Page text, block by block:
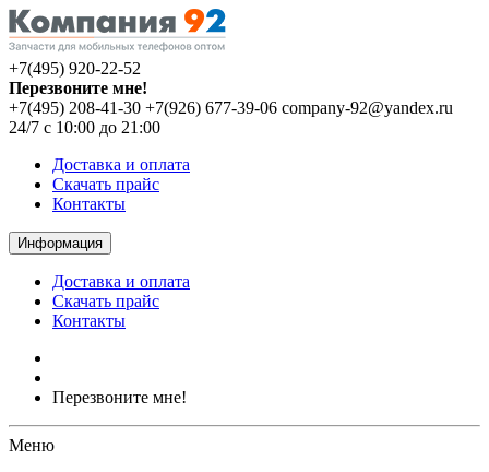
+7(495) 920-22-52
Перезвоните мне!
+7(495) 208-41-30 +7(926) 677-39-06 company-92@yandex.ru
24/7 с 10:00 до 21:00
Доставка и оплата
Скачать прайс
Контакты
Информация
Доставка и оплата
Скачать прайс
Контакты
Перезвоните мне!
Меню